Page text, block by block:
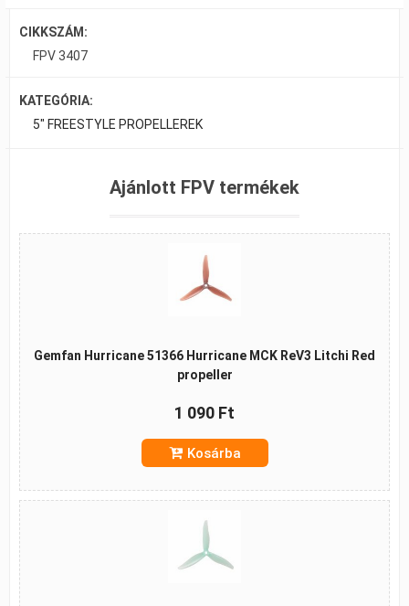
CIKKSZÁM:
FPV 3407
KATEGÓRIA:
5" FREESTYLE PROPELLEREK
Ajánlott FPV termékek
Gemfan Hurricane 51366 Hurricane MCK ReV3 Litchi Red
propeller
1 090 Ft
Kosárba